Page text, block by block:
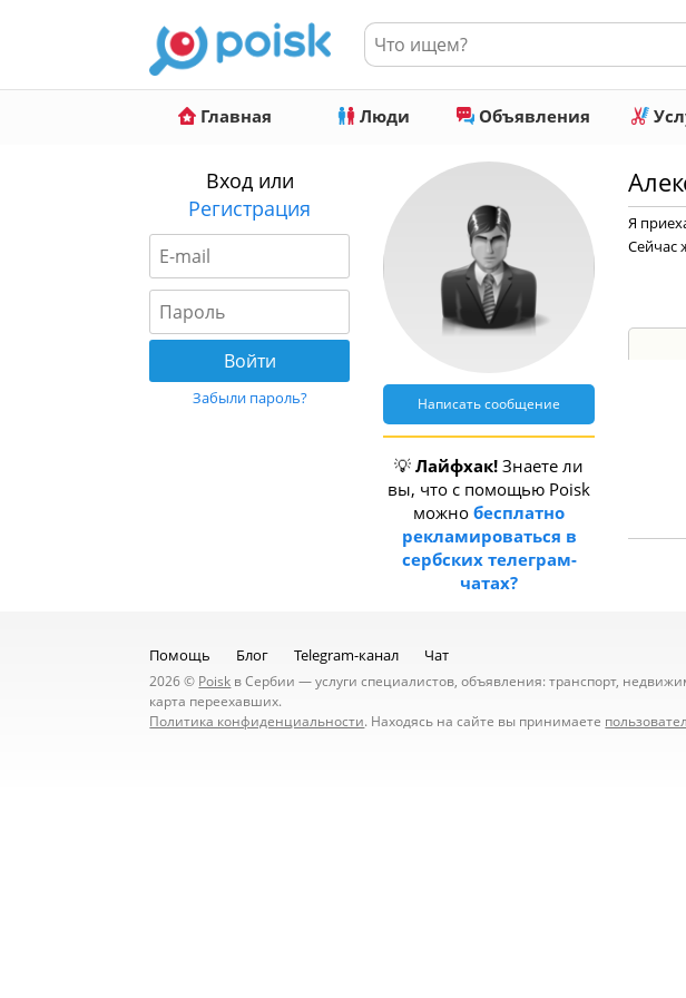
Главная Люди Объявления
Вход или
Регистрация
Забыли пароль? Написать сообщение
💡Лайфхак! Знаете ли
вы, что с помощью Poisk
можнобесплатно
рекламироваться в
сербских телеграм-
чатах?
Я
Сейчас
Помощь Блог Telegram-канал Чат
2026 © Poisk в Сербии — услуги специалистов, объявления: транспорт,
карта переехавших.
Политика конфиденциальности. Находясь на сайте вы принимаете